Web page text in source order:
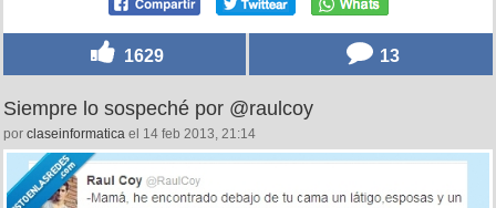
1629 13
Siempre lo sospeché por @raulcoy
por claseinformatica el 14 feb 2013, 21:14